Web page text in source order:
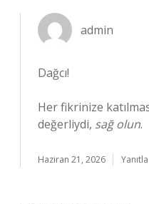
admin
Dağcı!
Her fikrinize
değerliydi, sağ olun.
Haziran 21, 2026 Yanıtla